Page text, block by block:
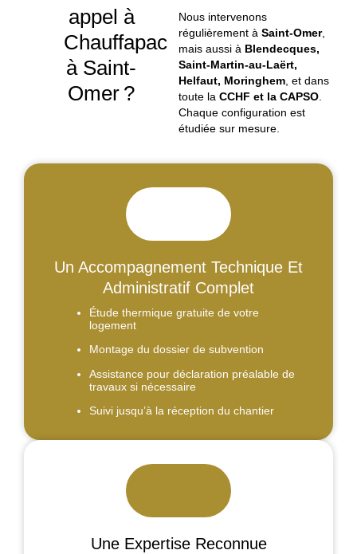
appel à
Chauffapac
à Saint-
Omer ?
Nous intervenons
régulièrement à Saint-Omer,
mais aussi à Blendecques,
Saint-Martin-au-Laërt,
Helfaut, Moringhem , et dans
toute la CCHF et la CAPSO
Chaque configuration est
étudiée sur mesure.
Un Accompagnement Technique Et
Administratif Complet
Étude thermique gratuite de votre
logement
Montage du dossier de subvention
Assistance pour déclaration préalable de
travaux si nécessaire
Suivi jusqu’à la réception du chantier
Une Expertise Reconnue